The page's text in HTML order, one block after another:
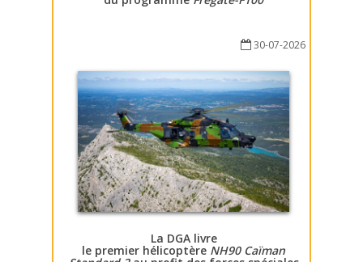
30-07-2026
La DGA livre
le premier hélicoptère NH90 Caïman